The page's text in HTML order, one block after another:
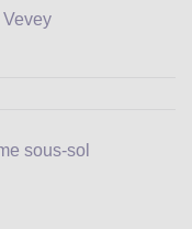
sous-sol